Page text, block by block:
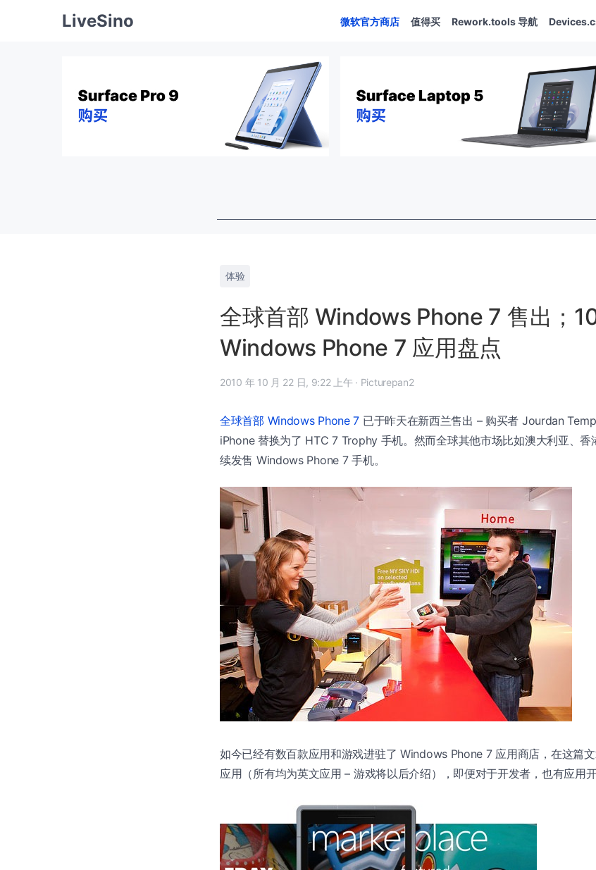
LiveSino 微软官方商店 值得买 Rework.tools 导航
体验
全球首部 Windows Phone 7 售出；
Windows Phone 7 应用盘点
2010 年 10 月 22 日, 9:22 上午 · Picturepan2
全球首部 Windows Phone 7 已于昨天在新西兰售出 – 购买者 Jourdan
iPhone 替换为了 HTC 7 Trophy 手机。然而全球其他市场比如澳大利亚、香
续发售 Windows Phone 7 手机。
如今已经有数百款应用和游戏进驻了 Windows Phone 7 应用商店，在这篇
应用（所有均为英文应用 – 游戏将以后介绍），即便对于开发者，也有应用